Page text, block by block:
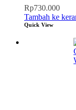
Rp730.000
Tambah ke
Quick View